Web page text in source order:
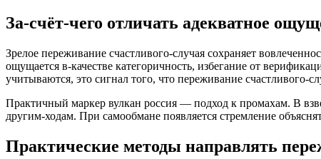
За-счёт-чего отличать адекватное
Зрелое переживание счастливого-случая сохраняет
ощущается в-качестве категоричность, избегание от
учитываются, это сигнал того, что переживание счастливого-
Практичный маркер вулкан россия — подход к промахам. В
другим-ходам. При самообмане появляется стремление
Практические методы направлять